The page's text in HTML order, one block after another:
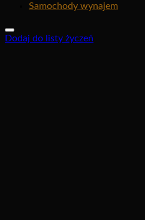
Samochody wynajem
Dodaj do listy życzeń